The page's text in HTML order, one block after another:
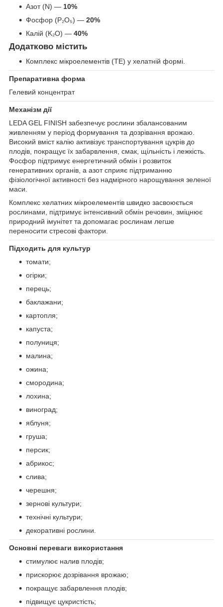
Азот (N) — 10%
Фосфор (P₂O₅) — 20%
Калій (K₂O) — 40%
Додатково містить
Комплекс мікроелементів (TE) у хелатній формі.
Препаративна форма
Гелевий концентрат
Механізм дії
LEDA GEL FINISH забезпечує рослини збалансованим
живленням у період формування та дозрівання врожаю.
Високий вміст калію активізує транспортування цукрів до
плодів, покращує їх забарвлення, смак, щільність і лежкість.
Фосфор підтримує енергетичний обмін і розвиток
генеративних органів, а азот сприяє підтриманню
фізіологічної активності без надмірного нарощування зеленої
маси.
Комплекс хелатних мікроелементів швидко засвоюється
рослинами, підтримує інтенсивний обмін речовин, зміцнює
природний імунітет та допомагає рослинам легше
переносити стресові фактори.
Підходить для культур
томати;
огірки;
перець;
баклажани;
картопля;
капуста;
полуниця;
малина;
ожина;
смородина;
лохина;
виноград;
яблуня;
груша;
персик;
абрикос;
слива;
черешня;
зернові культури;
технічні культури;
декоративні рослини.
Основні переваги використання
стимулює налив плодів;
прискорює дозрівання врожаю;
покращує забарвлення плодів;
підвищує цукристість;